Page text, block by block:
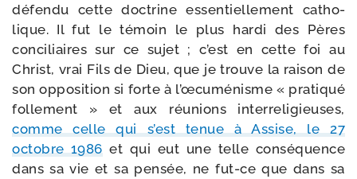
défen­du cette doc­trine essen­tiel­le­ment catho­
lique. Il fut le témoin le plus har­di des Pères
conci­liaires sur ce sujet ; c’est en cette foi au
Christ, vrai Fils de Dieu, que je trouve la rai­son de
son oppo­si­tion si forte à l’œcuménisme « pra­ti­qué
fol­le­ment » et aux réunions inter­re­li­gieuses,
comme celle qui s’est tenue à Assise, le 27
octobre 1986 et qui eut une telle consé­quence
dans sa vie et sa pen­sée, ne fut-​ce que dans sa